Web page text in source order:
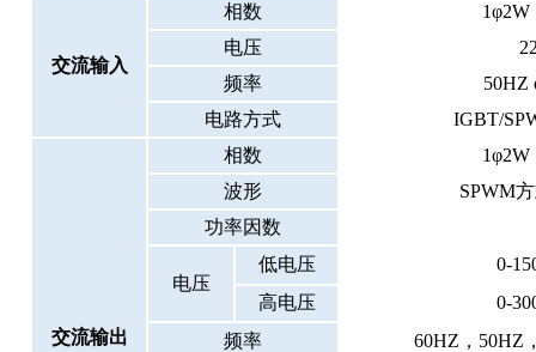
交流输入
相数 1φ2W
电压
频率
50HZ
电路方式
IGBT/
交流输出
相数 1φ2W
波形
SPWM
功率因数
电压
低电压
0-
高电压
0-30
频率
60HZ，50HZ